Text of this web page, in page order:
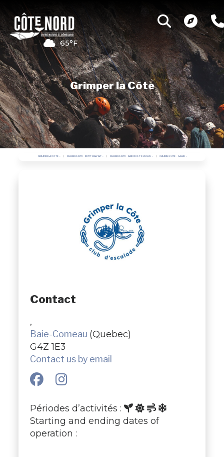
65°F
Grimper la Côte
GRIMPER LA CÔTE CLIMBING SITE - PETIT MALFAIT CLIMBING SITE - BAIE DES TOUS NUS CLIMBING SITE - GALLIX
Contact
,
Baie-Comeau (Quebec)
G4Z 1E3
Contact us by email
Périodes d’activités :
Starting and ending dates of
operation :